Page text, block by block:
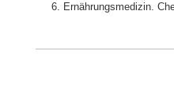
Ernährungsmedizin.